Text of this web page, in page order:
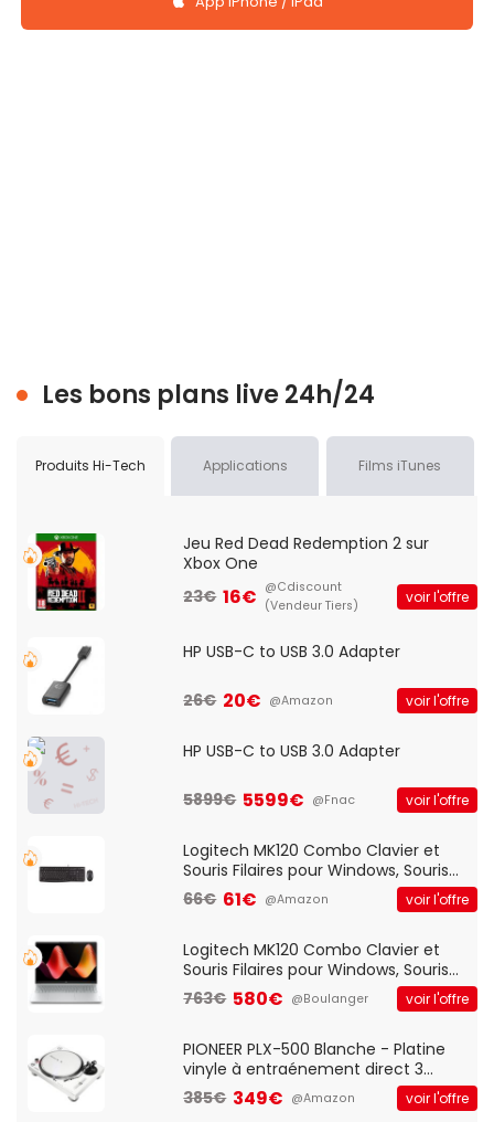
Les bons plans live 24h/24
Produits Hi-Tech Applications Films iTunes
Jeu Red Dead Redemption 2 sur
Xbox One
23€ 16€ @Cdiscount
(Vendeur Tiers)
voir l'offre
HP USB-C to USB 3.0 Adapter
26€ 20€ @Amazon voir l'offre
HP USB-C to USB 3.0 Adapter
5899€ 5599€ @Fnac voir l'offre
Logitech MK120 Combo Clavier et
Souris Filaires pour Windows, Souris
Optique Filaire, Connexion USB Plug
And Play, Confortable, Taille
QWERTY UK - Noir
66€ 61€ @Amazon voir l'offre
Logitech MK120 Combo Clavier et
Souris Filaires pour Windows, Souris
Optique Filaire, Connexion USB Plug
And Play, Confortable, Taille
QWERTY UK - Noir
763€ 580€ @Boulanger voir l'offre
PIONEER PLX-500 Blanche - Platine
vinyle à entraénement direct 3
vitesses (33-45-78 trs/min) avec
pre-ampli intégré et port USB
385€ 349€ @Amazon voir l'offre